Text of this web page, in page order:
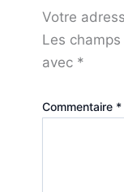
Votre
Les
avec *
Commentaire *